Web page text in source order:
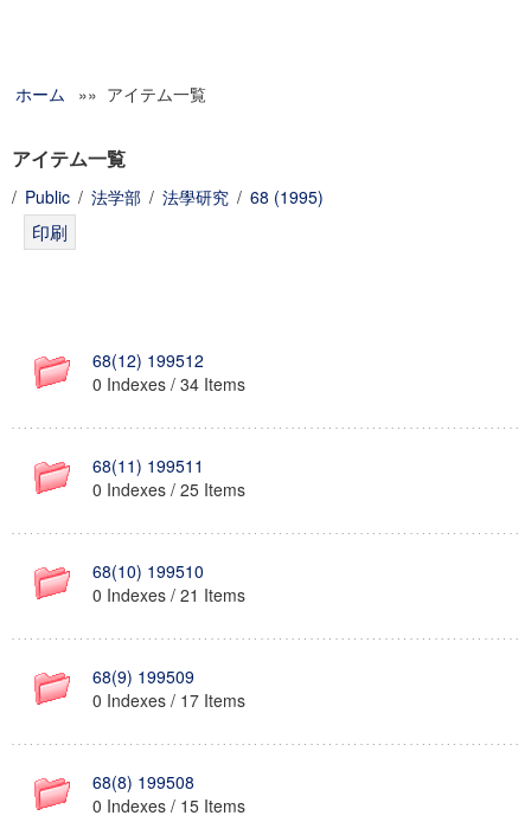
グローバルリサーチインスティテュート
科学研究費補助金研究成果報告書
慶應義塾大学グローバルCOEプログラム市民社会ガバナンス
ホーム »» アイテム一覧
アイテム一覧
/ Public / 法学部 / 法學研究 / 68 (1995)
68(12) 199512
0 Indexes / 34 Items
68(11) 199511
0 Indexes / 25 Items
68(10) 199510
0 Indexes / 21 Items
68(9) 199509
0 Indexes / 17 Items
68(8) 199508
0 Indexes / 15 Items